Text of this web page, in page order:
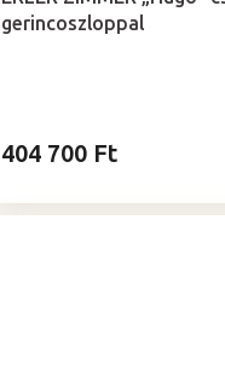
gerincoszloppal
404 700 Ft